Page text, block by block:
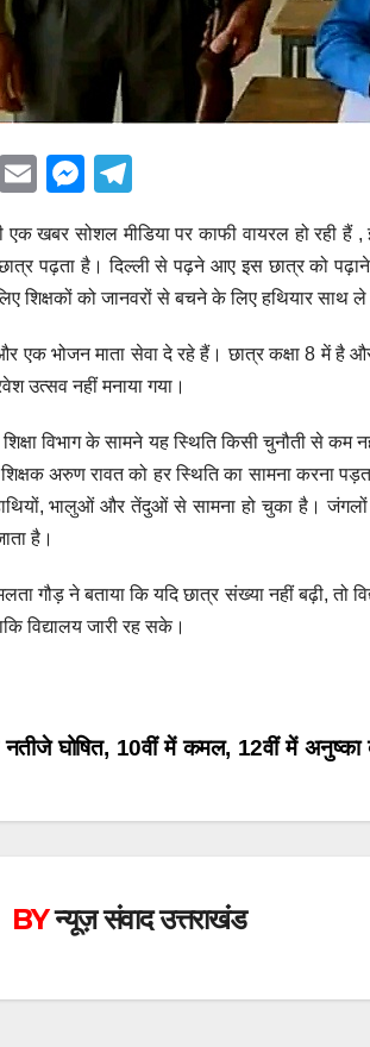
T
E
ail
M
e
ss
e
g
er
el
e
gr
m
खबर सोशल मीडिया पर काफी वायरल हो रही हैं
पढ़ता है। दिल्ली से पढ़ने आए इस छात्र को
शिक्षकों को जानवरों से बचने के लिए हथियार साथ ले
और एक भोजन माता सेवा दे रहे हैं। छात्र कक्षा 8
उत्सव नहीं मनाया गया।
विभाग के सामने यह स्थिति किसी चुनौती से कम
अरुण रावत को हर स्थिति का सामना करना
भालुओं और तेंदुओं से सामना हो चुका है। जंगलों
है।
गौड़ ने बताया कि यदि छात्र संख्या नहीं बढ़ी, तो
विद्यालय जारी रह सके।
नतीजे घोषित, 10वीं में कमल, 12वीं में अनुष्का
BYन्यूज़ संवाद उत्तराखंड